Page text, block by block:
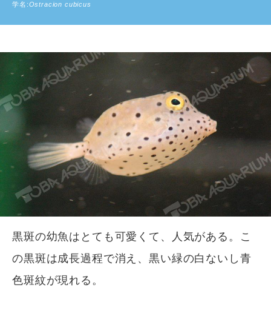
学名:Ostracion cubicus
黒斑の幼魚はとても可愛くて、人気がある。こ
の黒斑は成長過程で消え、黒い緑の白ないし青
色斑紋が現れる。